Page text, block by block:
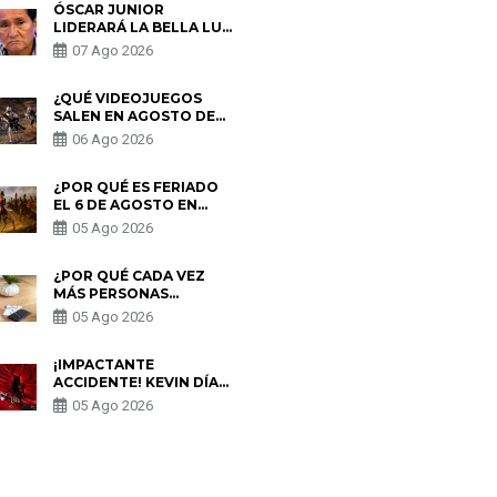
ÓSCAR JUNIOR
LIDERARÁ LA BELLA LUZ
TRAS SALIDA DE SU
PADRE POR POLÉMICA
07 Ago 2026
¿QUÉ VIDEOJUEGOS
SALEN EN AGOSTO DE
2026? ESTOS SON LOS
ESTRENOS MÁS
06 Ago 2026
¿POR QUÉ ES FERIADO
EL 6 DE AGOSTO EN
PERÚ? ESTA ES LA
HISTORIA
05 Ago 2026
¿POR QUÉ CADA VEZ
MÁS PERSONAS
UTILIZAN UNA VPN
PARA PROTEGER SU
05 Ago 2026
¡IMPACTANTE
ACCIDENTE! KEVIN DÍAZ
CAE DESDE OCHO
METROS EN “ESTO ES
05 Ago 2026